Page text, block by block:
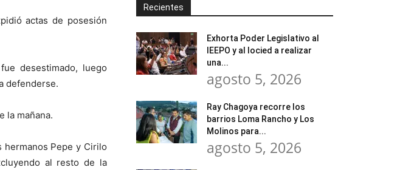
actas de posesión
desestimado, luego
defenderse.
la mañana.
hermanos Pepe y Cirilo
al resto de la
Recientes
Exhorta Poder Legislativo al
IEEPO y al Iocied a realizar
una...
agosto 5, 2026
Ray Chagoya recorre los
barrios Loma Rancho y Los
Molinos para...
agosto 5, 2026